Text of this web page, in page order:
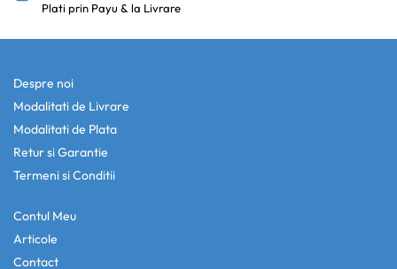
Plati prin Payu & la Livrare
Despre noi
Modalitati de Livrare
Modalitati de Plata
Retur si Garantie
Termeni si Conditii
Contul Meu
Articole
Contact